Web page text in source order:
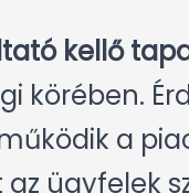
kellő
körében.
a
ügyfelek